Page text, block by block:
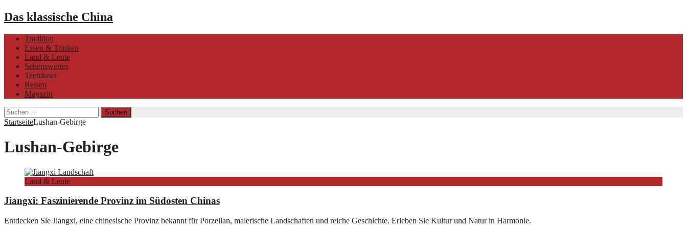
Das klassische China
Tradition
Essen & Trinken
Land & Leute
Sehenswertes
Teehäuser
Reisen
Magazin
Suchen
nach:
StartseiteLushan-Gebirge
Lushan-Gebirge
Land & Leute
Jiangxi: Faszinierende Provinz im Südosten Chinas
Entdecken Sie Jiangxi, eine chinesische Provinz bekannt für Porzellan, malerische Landschaften und reiche Geschichte. Erleben Sie Kultur und Natur in Harmonie.